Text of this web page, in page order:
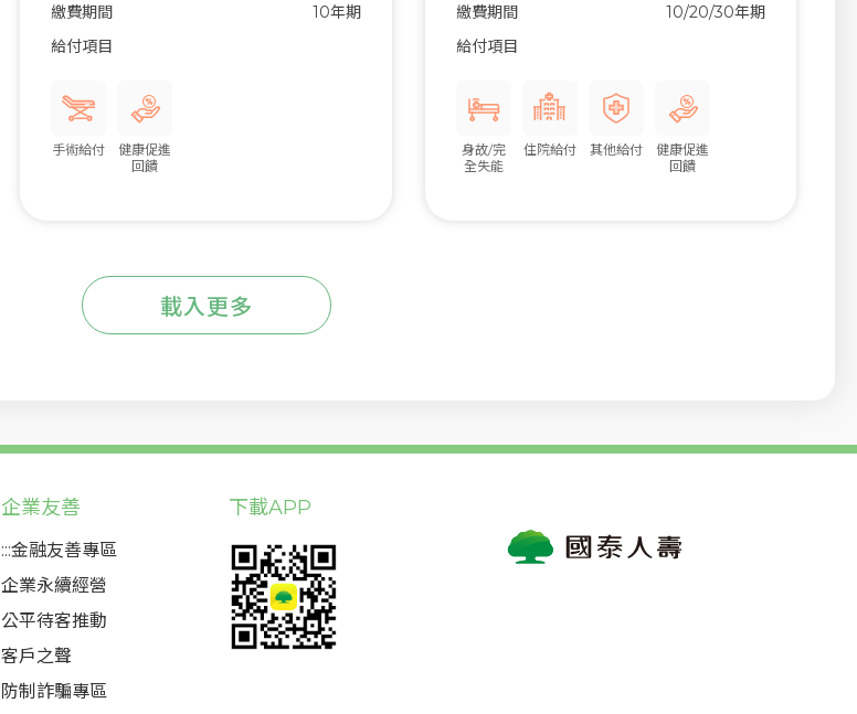
繳費期間
10年期
給付項目
手術給付
健康促進
回饋
繳費期間
10/20/30年期
給付項目
身故/完
全失能
住院給付 其他給付
健康促進
回饋
載入更多
企業友善
:::金融友善專區
企業永續經營
公平待客推動
客戶之聲
防制詐騙專區
下載APP